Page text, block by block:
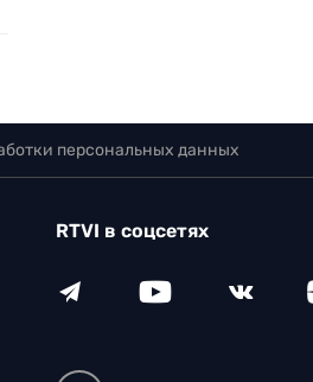
персональных данных
RTVI в соцсетях